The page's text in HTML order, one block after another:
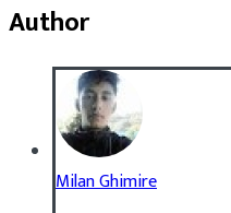
Author
Milan Ghimire